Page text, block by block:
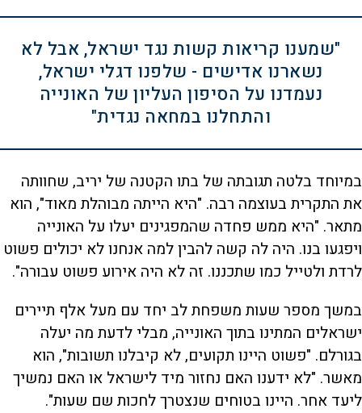
"שמענו קריאות קשות נגד ישראל, אבל לא
נשארנו אדישים - שלפנו דגלי ישראל,
נעמדנו על הסיפון העליון של האונייה
והתחלנו במחאה נגדית"
במיוחד בלטה תגובתה של בתו הקטנה של יריב, שחוותה
את התקרית בעוצמה רבה. "היא הייתה מבוהלת מאוד", הוא
מתאר. "היא ממש פחדה שהמפגינים יעלו על האונייה
ויפגעו בנו. היה לה קשה להבין למה אנחנו לא יכולים פשוט
לרדת ולטייל כמו שתכננו. זה לא היה אירוע פשוט עבורה".
במשך מספר שעות משפחת לב יחד עם מעל אלף תיירים
ישראלים המתינו בתוך האונייה, מבלי לדעת מה יעלה
בגורלם. "פשוט היינו תקועים, לא קיבלנו תשובות", הוא
מאשר. "לא ידענו האם נחזור מיד לישראל או האם נמשיך
ליעד אחר. היינו בטוחים שנצטרך לחכות שם שעות".